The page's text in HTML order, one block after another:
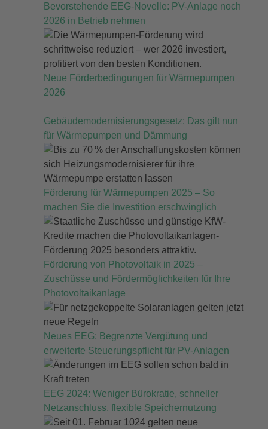
Bevorstehende EEG-Novelle: PV-Anlage noch
2026 in Betrieb nehmen
Neue Förderbedingungen für Wärmepumpen
2026
Gebäudemodernisierungsgesetz: Das gilt nun
für Wärmepumpen und Dämmung
Förderung für Wärmepumpen 2025 – So
machen Sie die Investition erschwinglich
Förderung von Photovoltaik in 2025 –
Zuschüsse und Fördermöglichkeiten für Ihre
Photovoltaikanlage
Neues EEG: Begrenzte Vergütung und
erweiterte Steuerungspflicht für PV-Anlagen
EEG 2024: Weniger Bürokratie, schneller
Netzanschluss, flexible Speichernutzung